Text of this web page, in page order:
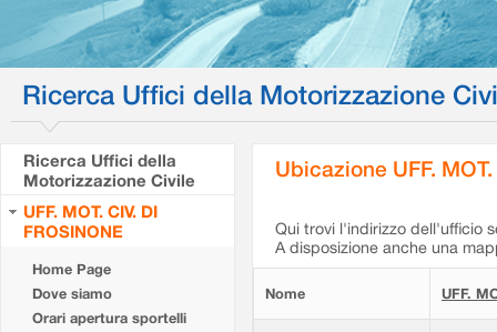
Ricerca Uffici della Motorizzazione
Ricerca Uffici della
Motorizzazione Civile
UFF. MOT. CIV. DI
FROSINONE
Home Page
Dove siamo
Orari apertura sportelli
Ubicazione UFF.
Qui trovi l'indirizzo dell'ufficio
A disposizione anche una
Nome UFF.